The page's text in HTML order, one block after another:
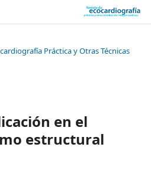
Práctica y Otras Técnicas
en el
estructural